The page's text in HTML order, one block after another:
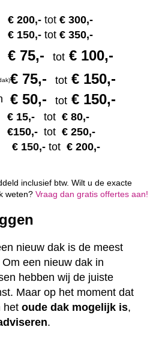
€ 200,- tot € 300,-
€ 150,- tot € 350,-
€ 75,- tot € 100,-
€ 75,- tot € 150,-
€ 50,- tot € 150,-
€ 15,- tot € 80,-
€150,- tot € 250,-
€ 150,- tot € 200,-
inclusief btw. Wilt u de exacte
weten? Vraag dan gratis offertes aan!
nieuw dak is de meest
een nieuw dak in
hebben wij de juiste
Maar op het moment dat
het oude dak mogelijk is,
.